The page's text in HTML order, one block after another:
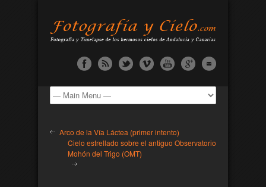
Arco de la Vía Láctea (primer intento)
Cielo estrellado sobre el antiguo Observatorio
Mohón del Trigo (OMT)